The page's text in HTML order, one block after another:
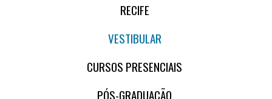
RECIFE
VESTIBULAR
CURSOS PRESENCIAIS
PÓS-GRADUAÇÃO